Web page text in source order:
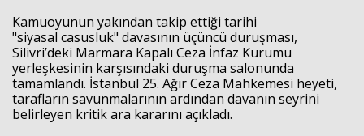
Kamuoyunun yakından takip ettiği tarihi
"siyasal casusluk" davasının üçüncü duruşması,
Silivri’deki Marmara Kapalı Ceza İnfaz Kurumu
yerleşkesinin karşısındaki duruşma salonunda
tamamlandı. İstanbul 25. Ağır Ceza Mahkemesi heyeti,
tarafların savunmalarının ardından davanın seyrini
belirleyen kritik ara kararını açıkladı.